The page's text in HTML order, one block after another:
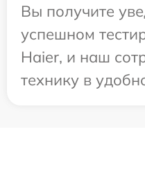
Вы получите
успешном
Haier, и наш
технику в